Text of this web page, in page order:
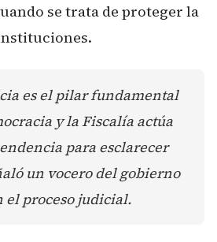
se trata de proteger la
es el pilar fundamental
y la Fiscalía actúa
para esclarecer
un vocero del gobierno
el proceso judicial.